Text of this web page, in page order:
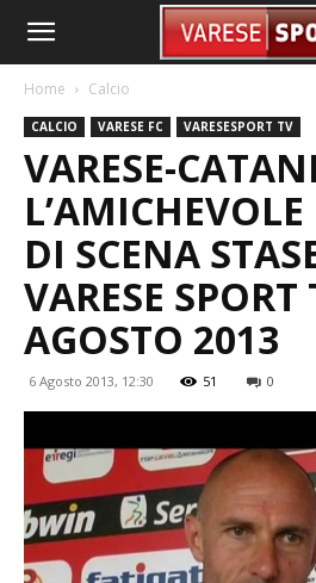
Home Calcio
CALCIO VARESE FC VARESESPORT TV
VARESE-
DI SCENA
VARESE SPORT
AGOSTO 2013
6 Agosto 2013, 12:30 51 0